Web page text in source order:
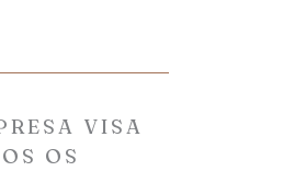
VISA
OS